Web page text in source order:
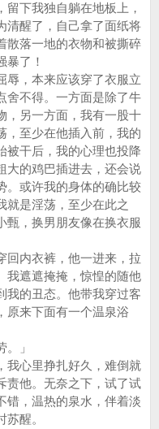
下我独自躺在地板上，
清醒了，自己拿了面纸将
散落一地的衣物和被撕碎
暴了！
辱，本来应该穿了衣服立
舍不得。一方面是除了牛
，另一方面，我有一股十
，至少在他插入前，我的
被干后，我的心理也投降
大的鸡巴插进去，还会说
。或许我的身体的确比较
就是淫荡，至少在此之
甄，换男朋友像在换衣服
回内衣裤，他一进来，拉
我遮遮掩掩，惊惶的随他
我的丑态。他带我穿过客
原来下面有一个温泉浴
」
我心里挣扎好久，难倒就
责他。无奈之下，试了试
错，温热的泉水，伴着淡
醒。